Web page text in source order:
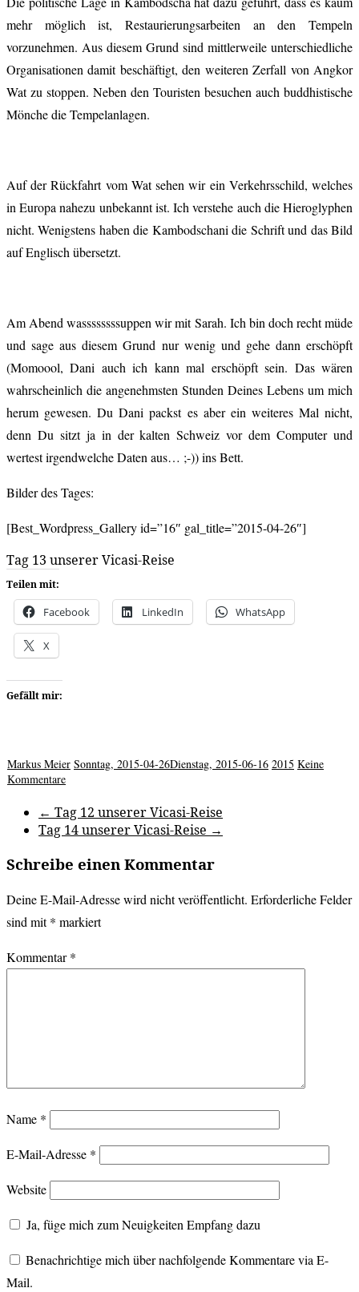
mehr möglich ist, Restaurierungsarbeiten an den Tempeln
vorzunehmen. Aus diesem Grund sind mittlerweile unterschiedliche
Organisationen damit beschäftigt, den weiteren Zerfall von Angkor
Wat zu stoppen. Neben den Touristen besuchen auch buddhistische
Mönche die Tempelanlagen.
Auf der Rückfahrt vom Wat sehen wir ein Verkehrsschild, welches
in Europa nahezu unbekannt ist. Ich verstehe auch die Hieroglyphen
nicht. Wenigstens haben die Kambodschani die Schrift und das Bild
auf Englisch übersetzt.
Am Abend wassssssssuppen wir mit Sarah. Ich bin doch recht müde
und sage aus diesem Grund nur wenig und gehe dann erschöpft
(Momoool, Dani auch ich kann mal erschöpft sein. Das wären
wahrscheinlich die angenehmsten Stunden Deines Lebens um mich
herum gewesen. Du Dani packst es aber ein weiteres Mal nicht,
denn Du sitzt ja in der kalten Schweiz vor dem Computer und
wertest irgendwelche Daten aus… ;-)) ins Bett.
Bilder des Tages:
[Best_Wordpress_Gallery id=”16″ gal_title=”2015-04-26″]
Tag 13 unserer Vicasi-Reise
Teilen mit:
Facebook LinkedIn WhatsApp
X
Gefällt mir:
Markus Meier Sonntag, 2015-04-26Dienstag, 2015-06-16 2015 Keine
Kommentare
← Tag 12 unserer Vicasi-Reise
Tag 14 unserer Vicasi-Reise →
Schreibe einen Kommentar
Deine E-Mail-Adresse wird nicht veröffentlicht. Erforderliche Felder
sind mit* markiert
Kommentar*
Name *
E-Mail-Adresse *
Website
Ja, füge mich zum Neuigkeiten Empfang dazu
Benachrichtige mich über nachfolgende Kommentare via E-
Mail.